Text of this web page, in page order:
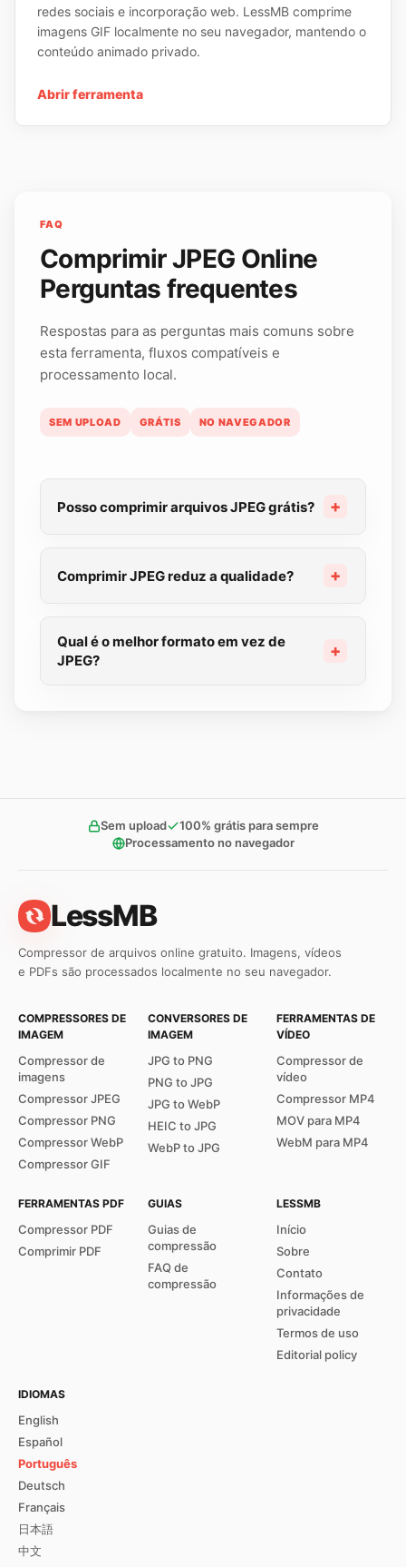
redes sociais e incorporação web. LessMB comprime
imagens GIF localmente no seu navegador, mantendo o
conteúdo animado privado.
Abrir ferramenta
FAQ
Comprimir JPEG Online
Perguntas frequentes
Respostas para as perguntas mais comuns sobre
esta ferramenta, fluxos compatíveis e
processamento local.
SEM UPLOAD GRÁTIS NO NAVEGADOR
Posso comprimir arquivos JPEG grátis?
Comprimir JPEG reduz a qualidade?
Qual é o melhor formato em vez de
JPEG?
Sem upload
100% grátis para sempre
Processamento no navegador
LessMB
Compressor de arquivos online gratuito. Imagens, vídeos
e PDFs são processados localmente no seu navegador.
COMPRESSORES DE
IMAGEM
Compressor de
imagens
Compressor JPEG
Compressor PNG
Compressor WebP
Compressor GIF
CONVERSORES DE
IMAGEM
JPG to PNG
PNG to JPG
JPG to WebP
HEIC to JPG
WebP to JPG
FERRAMENTAS DE
VÍDEO
Compressor de
vídeo
Compressor MP4
MOV para MP4
WebM para MP4
FERRAMENTAS PDF
Compressor PDF
Comprimir PDF
GUIAS
Guias de
compressão
FAQ de
compressão
LESSMB
Início
Sobre
Contato
Informações de
privacidade
Termos de uso
Editorial policy
IDIOMAS
English
Español
Português
Deutsch
Français
日本語
中文